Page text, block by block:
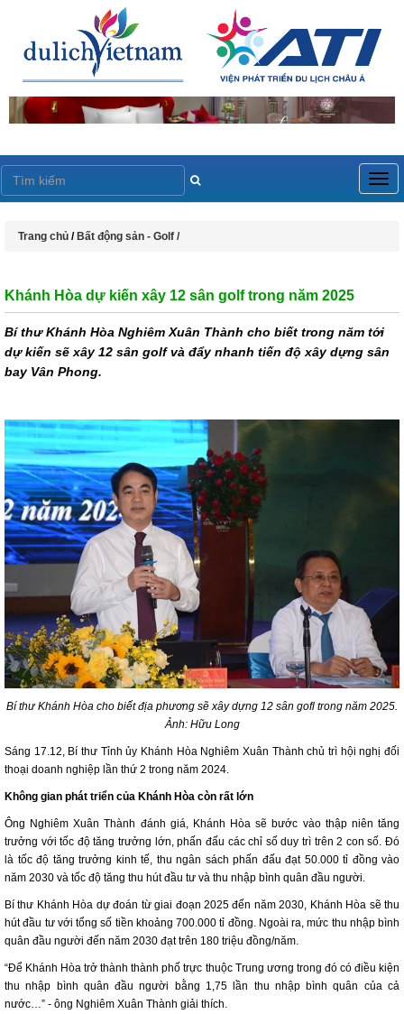
Trang chủ / Bất động sản - Golf /
Khánh Hòa dự kiến xây 12 sân golf trong năm 2025
Bí thư Khánh Hòa Nghiêm Xuân Thành cho biết trong năm tới
dự kiến sẽ xây 12 sân golf và đẩy nhanh tiến độ xây dựng sân
bay Vân Phong.
Bí thư Khánh Hòa cho biết địa phương sẽ xây dựng 12 sân gofl trong năm 2025.
Ảnh: Hữu Long
Sáng 17.12, Bí thư Tỉnh ủy Khánh Hòa Nghiêm Xuân Thành chủ trì hội nghị đối
thoại doanh nghiệp lần thứ 2 trong năm 2024.
Không gian phát triển của Khánh Hòa còn rất lớn
Ông Nghiêm Xuân Thành đánh giá, Khánh Hòa sẽ bước vào thập niên tăng
trưởng với tốc độ tăng trưởng lớn, phấn đấu các chỉ số duy trì trên 2 con số. Đó
là tốc độ tăng trưởng kinh tế, thu ngân sách phấn đấu đạt 50.000 tỉ đồng vào
năm 2030 và tốc độ tăng thu hút đầu tư và thu nhập bình quân đầu người.
Bí thư Khánh Hòa dự đoán từ giai đoạn 2025 đến năm 2030, Khánh Hòa sẽ thu
hút đầu tư với tổng số tiền khoảng 700.000 tỉ đồng. Ngoài ra, mức thu nhập bình
quân đầu người đến năm 2030 đạt trên 180 triệu đồng/năm.
“Để Khánh Hòa trở thành thành phố trực thuộc Trung ương trong đó có điều kiện
thu nhập bình quân đầu người bằng 1,75 lần thu nhập bình quân của cả
nước…” - ông Nghiêm Xuân Thành giải thích.